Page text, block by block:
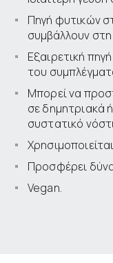
Πηγή φυτικών
συμβάλλουν
Εξαιρετική
του
Μπορεί να
σε δημητριακά
συστατικό
Προσφέρει
Vegan.